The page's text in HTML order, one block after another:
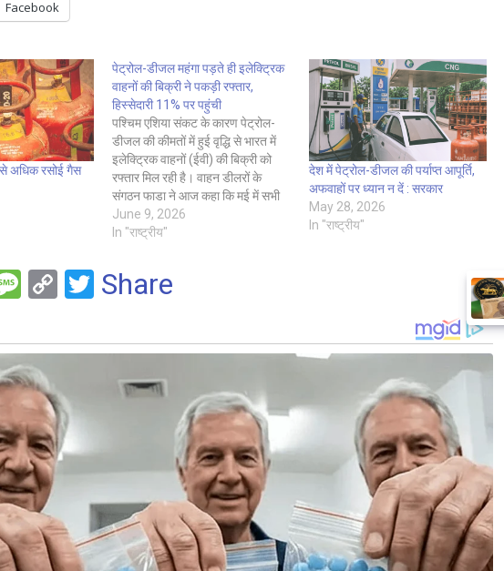
Facebook
से अधिक रसोई गैस
पेट्रोल-डीजल महंगा पड़ते ही इलेक्ट्रिक
वाहनों की बिक्री ने पकड़ी रफ्तार,
हिस्सेदारी 11% पर पहुंची
पश्चिम एशिया संकट के कारण पेट्रोल-
डीजल की कीमतों में हुई वृद्धि से भारत में
इलेक्ट्रिक वाहनों (ईवी) की बिक्री को
रफ्तार मिल रही है। वाहन डीलरों के
संगठन फाडा ने आज कहा कि मई में सभी
वाहन श्रेणियों में ईवी की हिस्सेदारी 11
फीसदी के अब तक के सबसे ऊंचे…
June 9, 2026
In "राष्ट्रीय"
देश में पेट्रोल-डीजल की पर्याप्त आपूर्ति,
अफवाहों पर ध्यान न दें : सरकार
May 28, 2026
In "राष्ट्रीय"
M
s
a
g
e
C
py
n
k
T
tt
Share